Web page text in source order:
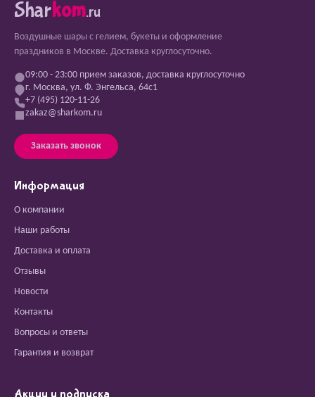
Sharkom.ru
Воздушные шары с гелием, букеты и оформление
праздников в Москве. Доставка круглосуточно.
09:00 - 23:00 прием заказов, доставка круглосуточно
г. Москва, ул. Ф. Энгельса, 64с1
+7 (495) 120-11-26
zakaz@sharkom.ru
Заказать звонок
Информация
О компании
Наши работы
Доставка и оплата
Отзывы
Новости
Контакты
Вопросы и ответы
Гарантия и возврат